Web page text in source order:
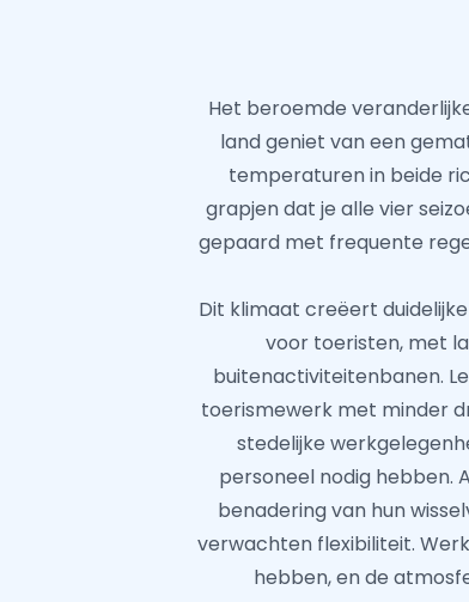
Het beroemde
land geniet van een
temperaturen in beide
grapjen dat je alle vier
gepaard met frequente
Dit klimaat creëert
voor toeristen, met
buitenactiviteitenbanen.
toerismewerk met minder
stedelijke
personeel nodig hebben.
benadering van hun
verwachten flexibiliteit.
hebben, en de